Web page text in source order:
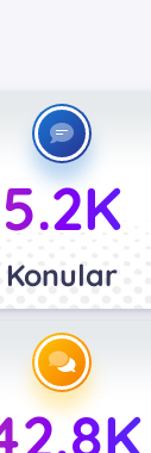
5.2K
Konular